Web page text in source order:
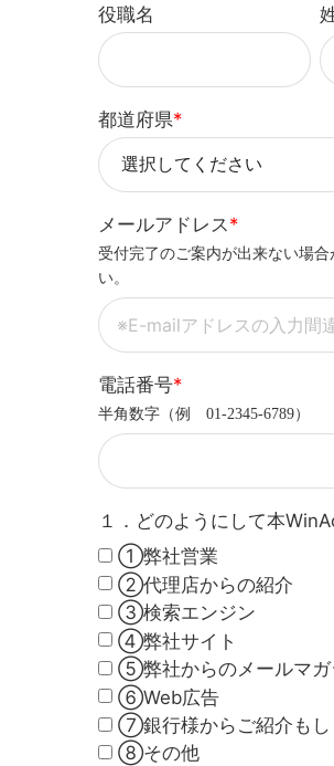
役職名
都道府県*
メールアドレス*
受付完了のご案内が出来ない場
い。
電話番号*
半角数字（例 01-2345-6789）
１．どのようにして本
①弊社営業
②代理店からの紹介
③検索エンジン
④弊社サイト
⑤弊社からのメールマガ
⑥Web広告
⑦銀行様からご紹介もし
⑧その他